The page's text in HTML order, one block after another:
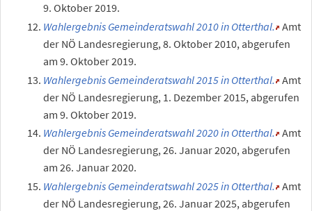
9. Oktober 2019.
Wahlergebnis Gemeinderatswahl 2010 in Otterthal.
Amt
der NÖ Landesregierung, 8. Oktober 2010, abgerufen
am 9. Oktober 2019.
Wahlergebnis Gemeinderatswahl 2015 in Otterthal.
Amt
der NÖ Landesregierung, 1. Dezember 2015, abgerufen
am 9. Oktober 2019.
Wahlergebnis Gemeinderatswahl 2020 in Otterthal.
Amt
der NÖ Landesregierung,26. Januar 2020, abgerufen
am 26. Januar 2020.
Wahlergebnis Gemeinderatswahl 2025 in Otterthal.
Amt
der NÖ Landesregierung, 26. Januar 2025, abgerufen